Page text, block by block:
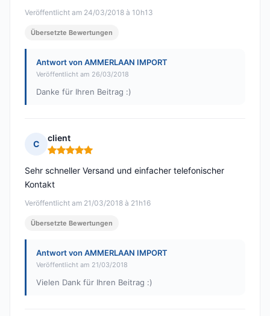
Veröffentlicht am 24/03/2018 à 10h13
Übersetzte Bewertungen
Antwort von AMMERLAAN IMPORT
Veröffentlicht am 26/03/2018
Danke für Ihren Beitrag :)
C
client
Hinweis: 5 von 5
Veröffentlicht am 21/03/2018 à 21h16
Sehr schneller Versand und einfacher telefonischer
Kontakt
Übersetzte Bewertungen
Antwort von AMMERLAAN IMPORT
Veröffentlicht am 21/03/2018
Vielen Dank für Ihren Beitrag :)